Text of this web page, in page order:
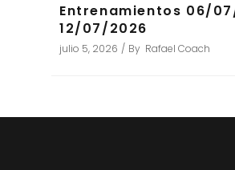
Entrenamientos 06/
12/07/2026
julio 5, 2026 By Rafael Coach